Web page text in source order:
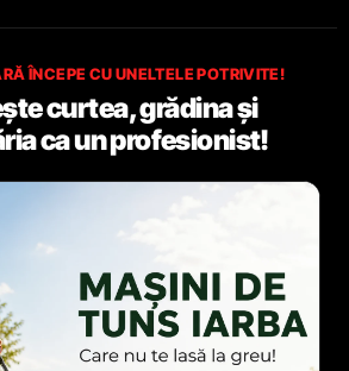
ÎNCEPE CU UNELTELE POTRIVITE!
curtea, grădina și
ca un profesionist!